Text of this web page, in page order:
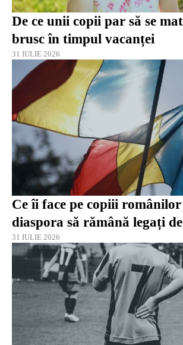
De ce unii copii par să se
brusc în timpul vacanței
31 IULIE 2026
Ce îi face pe copiii
diaspora să rămână legați
31 IULIE 2026